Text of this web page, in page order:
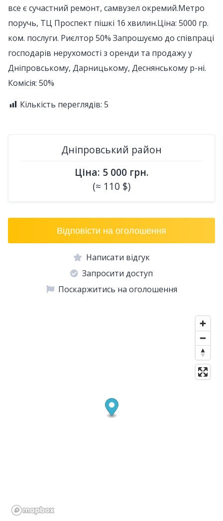
все є сучастний ремонт, самвузел окремий.Метро
поручь, ТЦ Проспект пішкі 16 хвилин.Ціна: 5000 гр.
ком. послуги. Риєлтор 50% Запрошуємо до співпраці
господарів нерухомості з оренди та продажу у
Дніпровському, Дарницькому, Деснянському р-ні.
Комісія: 50%
Кількість переглядів: 5
Дніпровський район
Ціна: 5 000 грн.
(≈ 110 $)
Відповісти на оголошення
Написати відгук
Запросити доступ
Поскаржитись на оголошення